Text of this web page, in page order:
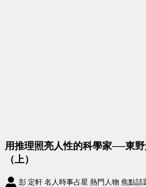
用推理照亮人性的科學家──東
（上）
彭 定軒 名人時事占星 熱門人物 焦點話